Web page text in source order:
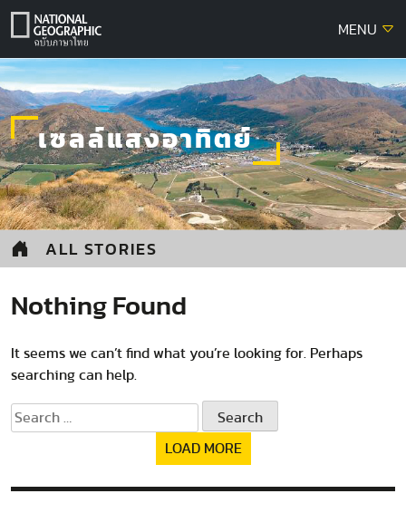
Skip
MENU
เซลล์แสงอาทิตย์
ALL STORIES
Nothing Found
It seems we can’t find what you’re looking for. Perhaps
searching can help.
Search
for:
LOAD MORE